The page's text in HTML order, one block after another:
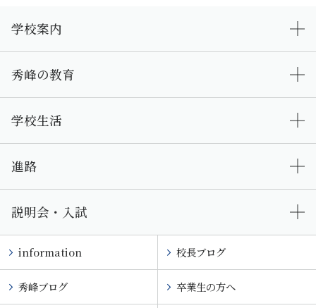
学校案内
秀峰の教育
学校生活
進路
説明会・入試
information 校長ブログ
秀峰ブログ 卒業生の方へ